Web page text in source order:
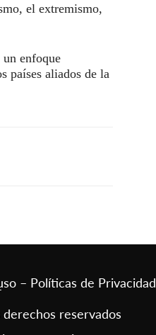
el extremismo,
un enfoque
países aliados de la
– Políticas de Privacidad
reservados